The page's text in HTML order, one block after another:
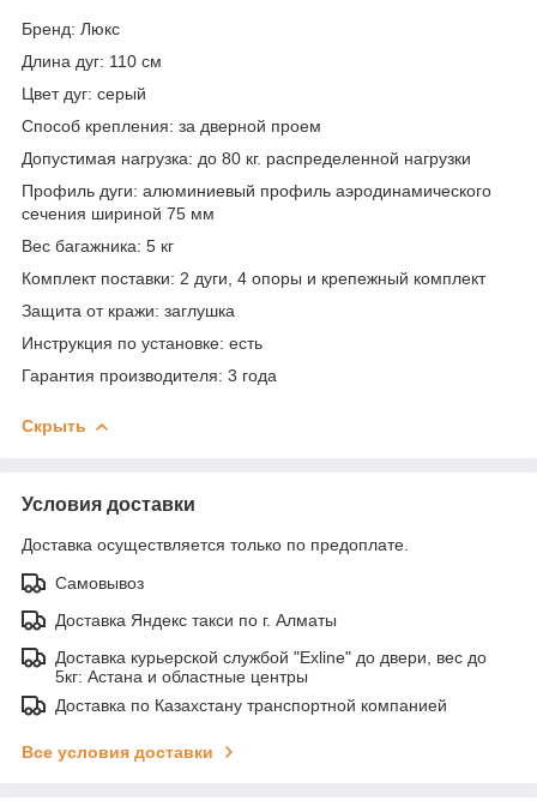
Бренд: Люкс
Длина дуг: 110 см
Цвет дуг: серый
Способ крепления: за дверной проем
Допустимая нагрузка: до 80 кг. распределенной нагрузки
Профиль дуги: алюминиевый профиль аэродинамического
сечения шириной 75 мм
Вес багажника: 5 кг
Комплект поставки: 2 дуги, 4 опоры и крепежный комплект
Защита от кражи: заглушка
Инструкция по установке: есть
Гарантия производителя: 3 года
Скрыть
Условия доставки
Доставка осуществляется только по предоплате.
Самовывоз
Доставка Яндекс такси по г. Алматы
Доставка курьерской службой "Exline" до двери, вес до
5кг: Астана и областные центры
Доставка по Казахстану транспортной компанией
Все условия доставки